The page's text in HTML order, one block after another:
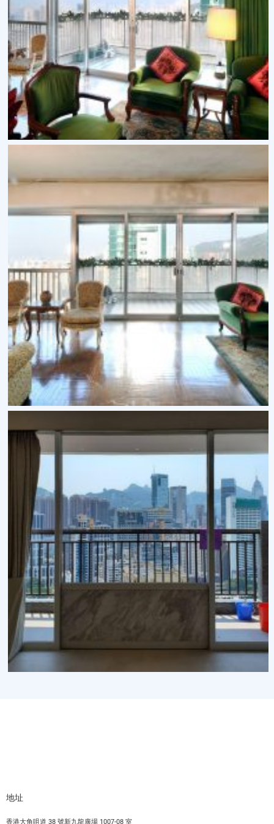
地址
香港大角咀道 38 號新九龍廣場 1007-08 室